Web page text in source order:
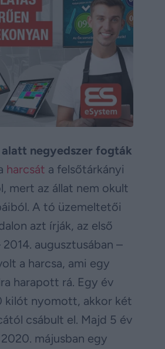
negyedszer fogták
harcsát a felsőtárkányi
mert az állat nem okult
A tó üzemeltetői
azt írják, az első
2014. augusztusában –
a harcsa, ami egy
harapott rá. Egy év
kilót nyomott, akkor két
csábult el. Majd 5 év
májusban egy